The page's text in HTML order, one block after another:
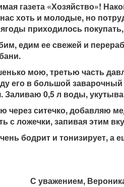
газета «Хозяйство»!
хоть и молодые, но
приходилось
едим ее свежей и
мою, третью часть
его в большой
Заливаю 0,5 л воды,
через ситечко, добавляю
с ложечки, запивая этим
бодрит и тонизирует, а
С уважением,